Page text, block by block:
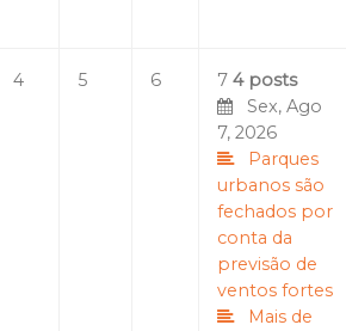
4 5 6 7 4 posts
Sex, Ago
7, 2026
Parques
urbanos são
fechados por
conta da
previsão de
ventos fortes
Mais de